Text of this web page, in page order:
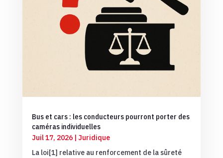
Bus et cars : les conducteurs pourront porter des
caméras individuelles
Juil 17, 2026| Juridique
La loi[1] relative au renforcement de la sûreté